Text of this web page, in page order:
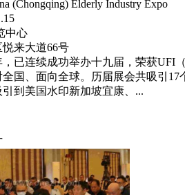
(Chongqing) Elderly Industry Expo
中心
悦来大道66号
，已连续成功举办十九届，荣获UFI
国、面向全球。历届展会共吸引
到美国水印新加坡宜康、...